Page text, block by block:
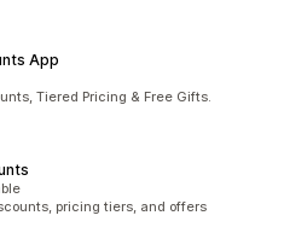
App
Tiered Pricing & Free Gifts.
pricing tiers, and offers